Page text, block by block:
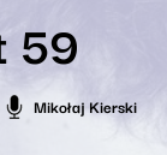
59
Mikołaj Kierski